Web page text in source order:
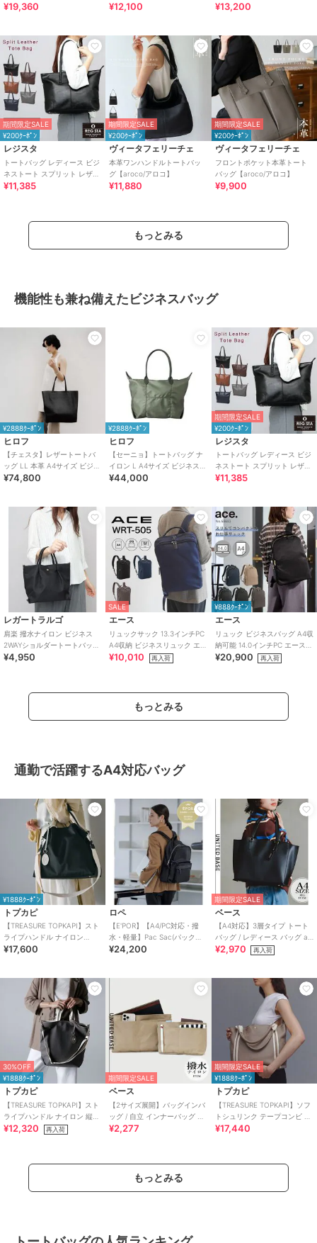
¥19,360 ¥12,100 ¥13,200
期間限定SALE
¥200ｸｰﾎﾟﾝ
レジスタ
トートバッグ レディース ビジ
ネストート スプリット レザー
牛床革
¥11,385
期間限定SALE
¥200ｸｰﾎﾟﾝ
ヴィータフェリーチェ
本革ワンハンドルトートバッ
グ【aroco/アロコ】
¥11,880
期間限定SALE
¥200ｸｰﾎﾟﾝ
ヴィータフェリーチェ
フロントポケット本革トート
バッグ【aroco/アロコ】
¥9,900
もっとみる
機能性も兼ね備えたビジネスバッグ
¥2888ｸｰﾎﾟﾝ
ヒロフ
【チェスタ】レザートートバ
ッグ LL 本革 A4サイズ ビジネ
スバッグ ※WEB限定（商品番
¥74,800
¥2888ｸｰﾎﾟﾝ
ヒロフ
【セーニョ】トートバッグ ナ
イロン L A4サイズ ビジネスバ
ッグ（商品番号：P25－
¥44,000
期間限定SALE
¥200ｸｰﾎﾟﾝ
レジスタ
トートバッグ レディース ビジ
ネストート スプリット レザー
牛床革
¥11,385
レガートラルゴ
肩楽 撥水ナイロン ビジネス
2WAYショルダートートバッグ
A収納対応 軽量 肩楽シリーズ
¥4,950
SALE
エース
リュックサック 13.3インチPC
A4収納 ビジネスリュック エー
ス ACE WRT-505
¥10,010 再入荷
¥888ｸｰﾎﾟﾝ
エース
リュック ビジネスバッグ A4収
納可能 14.0インチPC エース
フィッテム 68683
¥20,900 再入荷
もっとみる
通勤で活躍するA4対応バッグ
¥1888ｸｰﾎﾟﾝ
トプカピ
【TREASURE TOPKAPI】スト
ライプハンドル ナイロン
2way トートバッグ A4対応
¥17,600
ロペ
【E'POR】【A4/PC対応・撥
水・軽量】Pac Sac(パックサ
ック)/累計15，000点販売・
¥24,200
期間限定SALE
ベース
【A4対応】3層タイプ トート
バッグ / レディース バッグ a4
通勤 自立
¥2,970 再入荷
30%OFF
¥1888ｸｰﾎﾟﾝ
トプカピ
【TREASURE TOPKAPI】スト
ライプハンドル ナイロン 縦型
2way トートバッグ A4
¥12,320 再入荷
期間限定SALE
ベース
【2サイズ展開】バッグインバ
ッグ / 自立 インナーバッグ イ
ンバッグ 軽量 撥水 仕切り付き
¥2,277
期間限定SALE
¥1888ｸｰﾎﾟﾝ
トプカピ
【TREASURE TOPKAPI】ソフ
トシュリンク テープコンビ A4
トート バッグ
¥17,440
もっとみる